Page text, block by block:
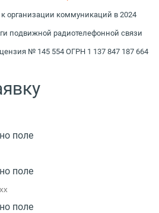
организации коммуникаций в 2024
подвижной радиотелефонной связи
№ 145 554 ОГРН 1 137 847 187 664
поле
поле
поле